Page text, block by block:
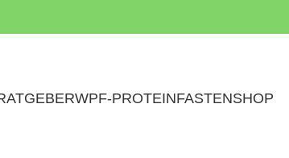
WPF-PROTEINFASTENSHOP